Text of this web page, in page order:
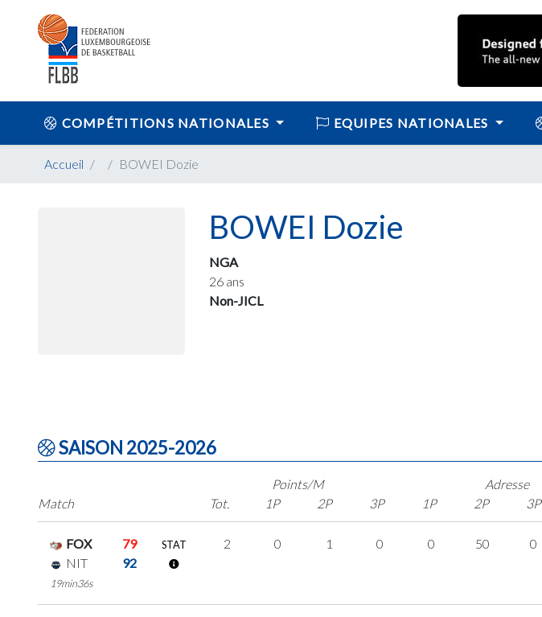
COMPÉTITIONS NATIONALES EQUIPES NATIONALES
Accueil BOWEI Dozie
BOWEI Dozie
NGA
26 ans
Non-JICL
SAISON 2025-2026
Match
Points/M
Tot.
1P 2P 3P
Adresse
1P
2P 3P
FOX
79
NIT
92
19min36s
STAT 2 0 1 0 0 50 0